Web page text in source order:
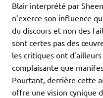
Blair interprété par
n’exerce son influence
du discours et non des
sont certes pas des
les critiques ont
complaisante que
Pourtant, derrière cette
offre une vision cynique